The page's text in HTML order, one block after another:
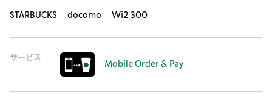
STARBUCKS docomo Wi2 300
サービス
Mobile Order & Pay